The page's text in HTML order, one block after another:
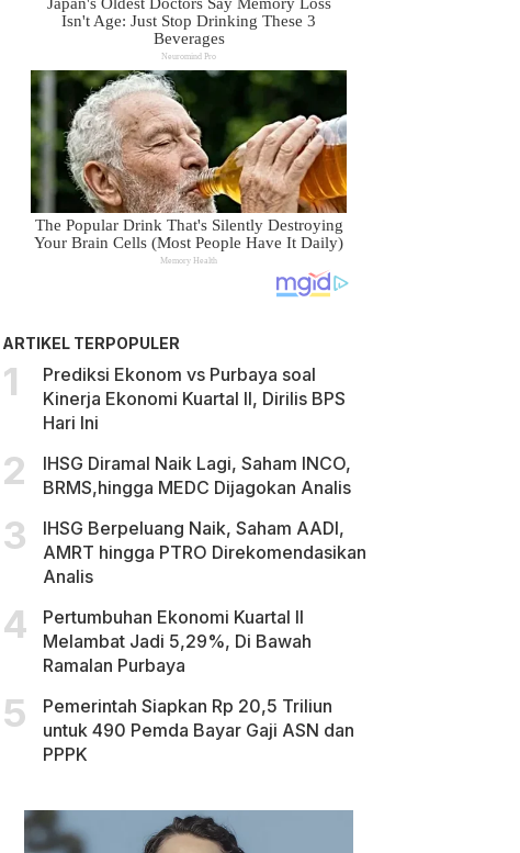
ARTIKEL TERPOPULER
Prediksi Ekonom vs Purbaya soal
Kinerja Ekonomi Kuartal II, Dirilis BPS
Hari Ini
IHSG Diramal Naik Lagi, Saham INCO,
BRMS,hingga MEDC Dijagokan Analis
IHSG Berpeluang Naik, Saham AADI,
AMRT hingga PTRO Direkomendasikan
Analis
Pertumbuhan Ekonomi Kuartal II
Melambat Jadi 5,29%, Di Bawah
Ramalan Purbaya
Pemerintah Siapkan Rp 20,5 Triliun
untuk 490 Pemda Bayar Gaji ASN dan
PPPK